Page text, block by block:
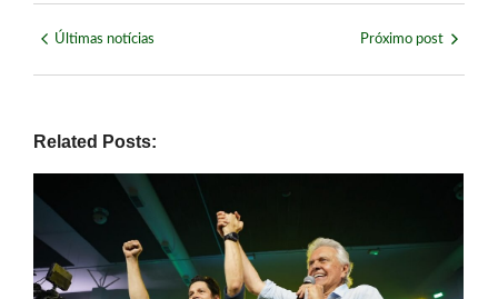
Últimas notícias Próximo post
Related Posts: